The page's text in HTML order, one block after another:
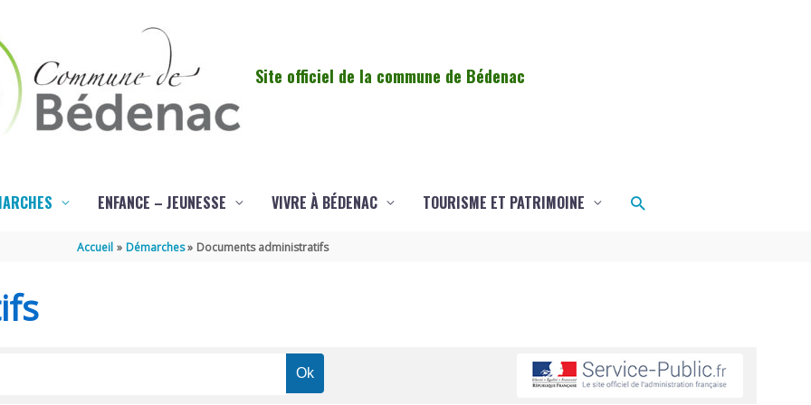
Site officiel de la commune de Bédenac
ENFANCE – JEUNESSE VIVRE À BÉDENAC TOURISME ET PATRIMOINE Rechercher
Accueil Démarches Documents administratifs